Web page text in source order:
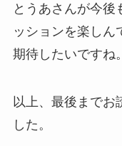
とうあさんが今後
ッションを楽しん
期待したいですね。
以上、最後までお
した。